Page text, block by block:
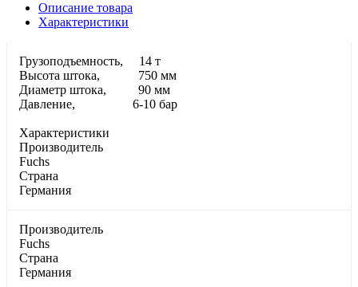
Описание товара
Характеристики
Грузоподъемность, 14 т
Высота штока, 750 мм
Диаметр штока, 90 мм
Давление, 6-10 бар
Характеристики
Производитель
Fuchs
Страна
Германия
Производитель
Fuchs
Страна
Германия